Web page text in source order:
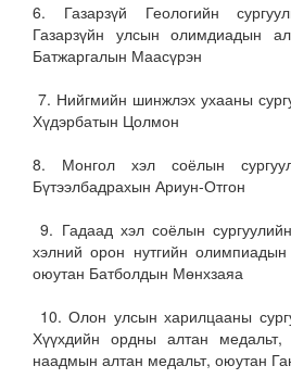
6. Газарзүй Геологийн
Газарзүйн улсын олимдиадын
Батжаргалын Маасүрэн
7. Нийгмийн шинжлэх ухааны
Хүдэрбатын Цолмон
8. Монгол хэл соёлын
Бүтээлбадрахын Ариун-Отгон
9. Гадаад хэл соёлын
хэлний орон нутгийн
оюутан Батболдын Мөнхзаяа
10. Олон улсын харилцааны
Хүүхдийн ордны алтан
наадмын алтан медальт, оюутан